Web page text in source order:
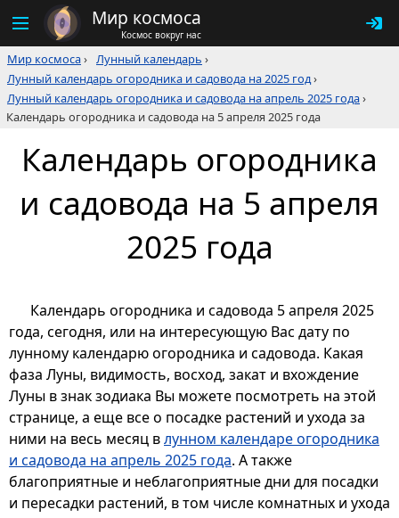
Мир космоса
Космос вокруг нас
Мир космоса› Лунный календарь ›
Лунный календарь огородника и садовода на 2025 год›
Лунный календарь огородника и садовода на апрель 2025 года›
Календарь огородника и садовода на 5 апреля 2025 года
Календарь огородника
и садовода на 5 апреля
2025 года
Календарь огородника и садовода 5 апреля 2025
года, сегодня, или на интересующую Вас дату по
лунному календарю огородника и садовода. Какая
фаза Луны, видимость, восход, закат и вхождение
Луны в знак зодиака Вы можете посмотреть на этой
странице, а еще все о посадке растений и ухода за
ними на весь месяц влунном календаре огородника
и садовода на апрель 2025 года. А также
благоприятные и неблагоприятные дни для посадки
и пересадки растений, в том числе комнатных и ухода